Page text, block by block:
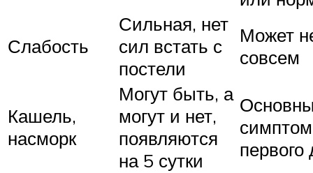
Слабость
Сильная, нет
сил встать с
постели
Может
совсем
Кашель,
насморк
Могут быть, а
могут и нет,
появляются
на 5 сутки
первого